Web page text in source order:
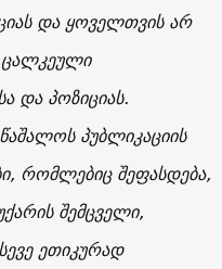
და ყოველთვის არ
ცალკეული
და პოზიციას.
პუბლიკაციის
რომლებიც შეფასდება,
შემცველი,
ეთიკურად